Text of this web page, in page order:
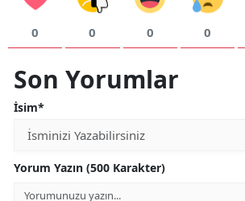
Kırıkkale
Batman
0 0 0 0
Son Yorumlar
İsim*
Yorum Yazın (500 Karakter)